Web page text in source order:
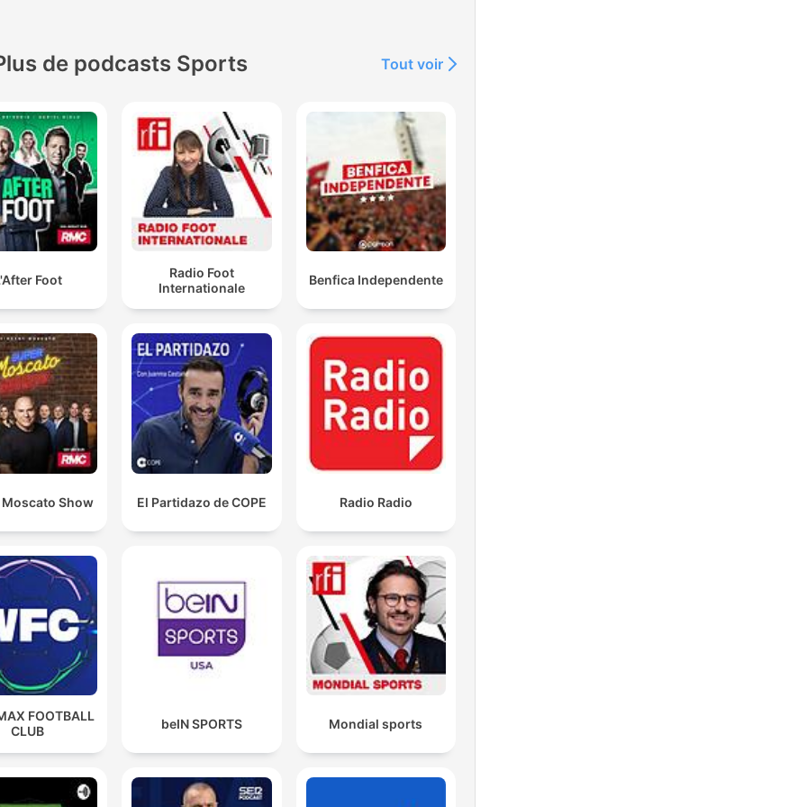
de podcasts Sports Tout voir
Foot
Radio Foot
Internationale
Benfica Independente
Show El Partidazo de COPE Radio Radio
FOOTBALL
CLUB
beIN SPORTS Mondial sports